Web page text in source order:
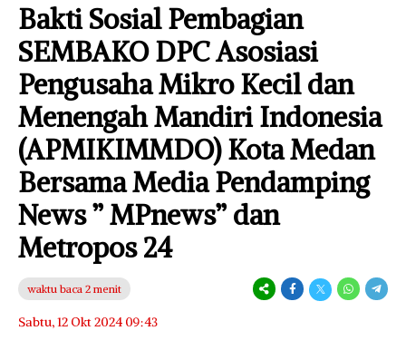
Bakti Sosial Pembagian
SEMBAKO DPC Asosiasi
Pengusaha Mikro Kecil dan
Menengah Mandiri Indonesia
(APMIKIMMDO) Kota Medan
Bersama Media Pendamping
News ” MPnews” dan
Metropos 24
waktu baca 2 menit
Sabtu, 12 Okt 2024 09:43